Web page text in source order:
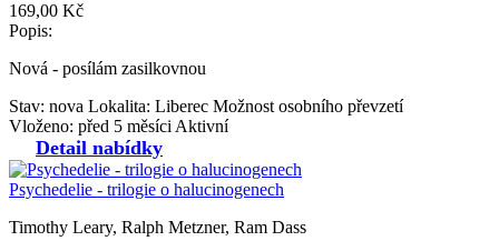
169,00 Kč
Popis:
Nová - posílám zasilkovnou
Stav: nova Lokalita: Liberec Možnost osobního převzetí
Vloženo: před 5 měsíci Aktivní
Detail nabídky
Psychedelie - trilogie o halucinogenech
Timothy Leary, Ralph Metzner, Ram Dass